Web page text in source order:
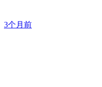
3个月前